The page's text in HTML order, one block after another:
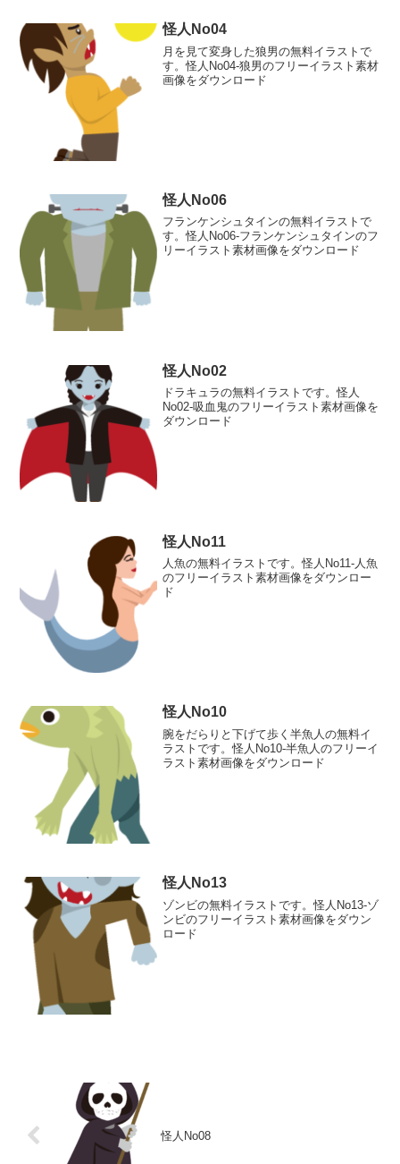
怪人No04
月を見て変身した狼男の無料イラストで
す。怪人No04-狼男のフリーイラスト素材
画像をダウンロード
怪人No06
フランケンシュタインの無料イラストで
す。怪人No06-フランケンシュタインのフ
リーイラスト素材画像をダウンロード
怪人No02
ドラキュラの無料イラストです。怪人
No02-吸血鬼のフリーイラスト素材画像を
ダウンロード
怪人No11
人魚の無料イラストです。怪人No11-人魚
のフリーイラスト素材画像をダウンロー
ド
怪人No10
腕をだらりと下げて歩く半魚人の無料イ
ラストです。怪人No10-半魚人のフリーイ
ラスト素材画像をダウンロード
怪人No13
ゾンビの無料イラストです。怪人No13-ゾ
ンビのフリーイラスト素材画像をダウン
ロード
怪人No08